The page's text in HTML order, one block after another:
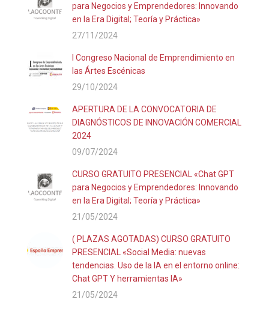
para Negocios y Emprendedores: Innovando
en la Era Digital; Teoría y Práctica»
27/11/2024
I Congreso Nacional de Emprendimiento en
las Ártes Escénicas
29/10/2024
APERTURA DE LA CONVOCATORIA DE
DIAGNÓSTICOS DE INNOVACIÓN COMERCIAL
2024
09/07/2024
CURSO GRATUITO PRESENCIAL «Chat GPT
para Negocios y Emprendedores: Innovando
en la Era Digital; Teoría y Práctica»
21/05/2024
( PLAZAS AGOTADAS) CURSO GRATUITO
PRESENCIAL «Social Media: nuevas
tendencias. Uso de la IA en el entorno online:
Chat GPT Y herramientas IA»
21/05/2024